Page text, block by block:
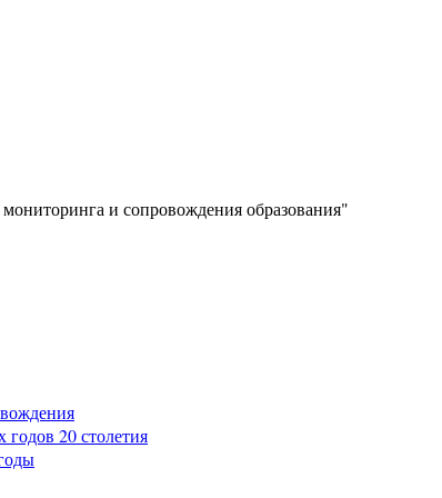
и сопровождения образования"
20 столетия